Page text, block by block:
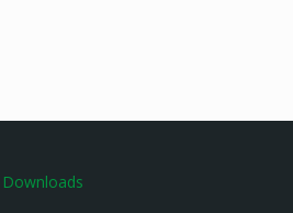
Downloads